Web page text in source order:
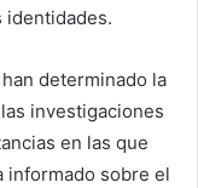
identidades.
determinado la
investigaciones
en las que
informado sobre el